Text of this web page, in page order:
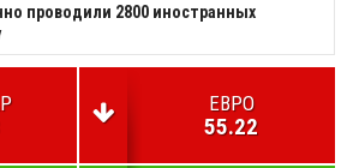
проводили 2800 иностранных
ЕВРО
55.22